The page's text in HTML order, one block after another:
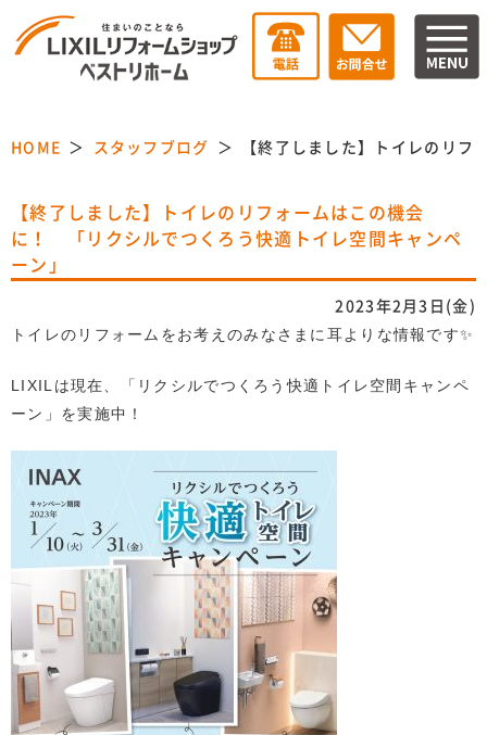
HOME スタッフブログ 【終了しました】トイレのリ
【終了しました】トイレのリフォームはこの機会
に！ 「リクシルでつくろう快適トイレ空間キャンペ
ーン」
2023年2月3日(金)
トイレのリフォームをお考えのみなさまに耳よりな情報です✨
LIXILは現在、「リクシルでつくろう快適トイレ空間キャンペ
ーン」を実施中！